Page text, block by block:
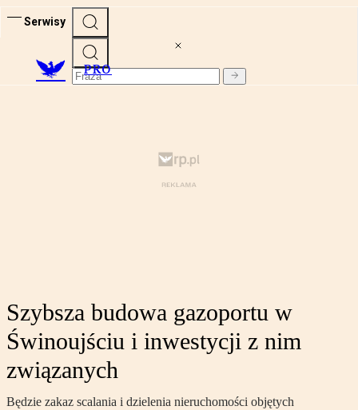
Serwisy
PRO
Szybsza budowa gazoportu w
Świnoujściu i inwestycji z nim
związanych
Będzie zakaz scalania i dzielenia nieruchomości objętych